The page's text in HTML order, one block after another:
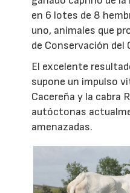
en 6 lotes de 8
uno, animales que
de Conservación del
El excelente
supone un impulso
Cacereña y la cabra
autóctonas
amenazadas.